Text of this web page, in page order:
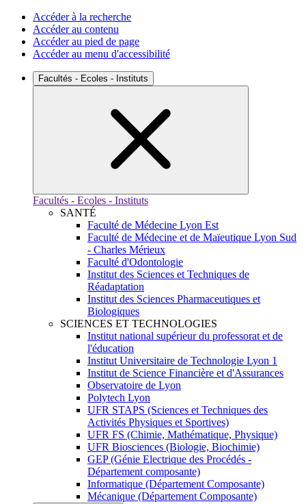
Accéder à la recherche
Accéder au contenu
Accéder au pied de page
Accéder au menu d'accessibilité
Facultés - Ecoles - Instituts
Facultés - Ecoles - Instituts
SANTÉ
Faculté de Médecine Lyon Est
Faculté de Médecine et de Maïeutique Lyon Sud
- Charles Mérieux
Faculté d'Odontologie
Institut des Sciences et Techniques de
Réadaptation
Institut des Sciences Pharmaceutiques et
Biologiques
SCIENCES ET TECHNOLOGIES
Institut national supérieur du professorat et de
l'éducation
Institut Universitaire de Technologie Lyon 1
Institut de Science Financière et d'Assurances
Observatoire de Lyon
Polytech Lyon
UFR STAPS (Sciences et Techniques des
Activités Physiques et Sportives)
UFR FS (Chimie, Mathématique, Physique)
UFR Biosciences (Biologie, Biochimie)
GEP (Génie Electrique des Procédés -
Département composante)
Informatique (Département Composante)
Mécanique (Département Composante)